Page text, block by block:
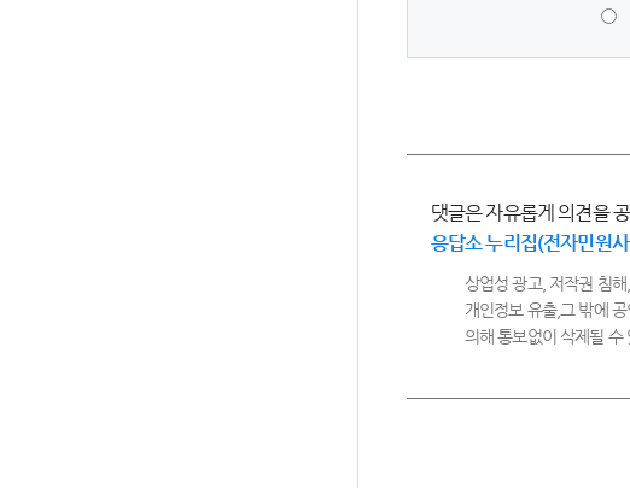
댓글은 자유롭게 의견을
응답소 누리집(전자민원
상업성 광고, 저작권 침
개인정보 유출,그 밖에
의해 통보없이 삭제될 수